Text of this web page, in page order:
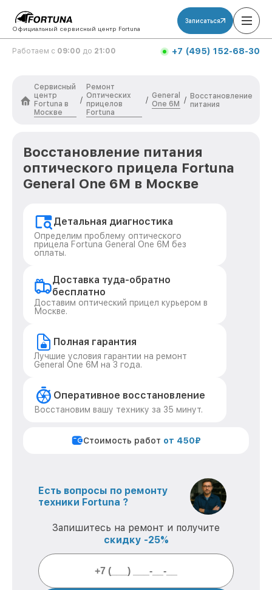
Официальный сервисный центр Fortuna
Записаться
Работаем с 09:00 до 21:00 +7 (495) 152-68-30
Сервисный
центр
Fortuna в
Москве
/
Ремонт
Оптических
прицелов
Fortuna
/
General
One 6M
/ Восстановление
питания
Восстановление питания
оптического прицела Fortuna
General One 6M в Москве
Детальная диагностика
Определим проблему оптического
прицела Fortuna General One 6M без
оплаты.
Доставка туда-обратно
бесплатно
Доставим оптический прицел курьером в
Москве.
Полная гарантия
Лучшие условия гарантии на ремонт
General One 6M на 3 года.
Оперативное восстановление
Восстановим вашу технику за 35 минут.
Стоимость работ от 450₽
Есть вопросы по ремонту
техники Fortuna ?
Запишитесь на ремонт и получите
скидку -25%